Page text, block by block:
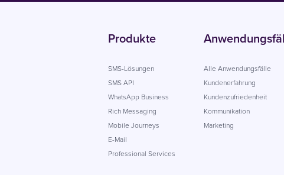
Produkte
SMS-Lösungen
SMS API
WhatsApp Business
Rich Messaging
Mobile Journeys
E-Mail
Professional Services
Alle Anwendungsfälle
Kundenerfahrung
Kundenzufriedenheit
Kommunikation
Marketing